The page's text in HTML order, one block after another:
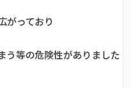
がっており
う等の危険性がありました